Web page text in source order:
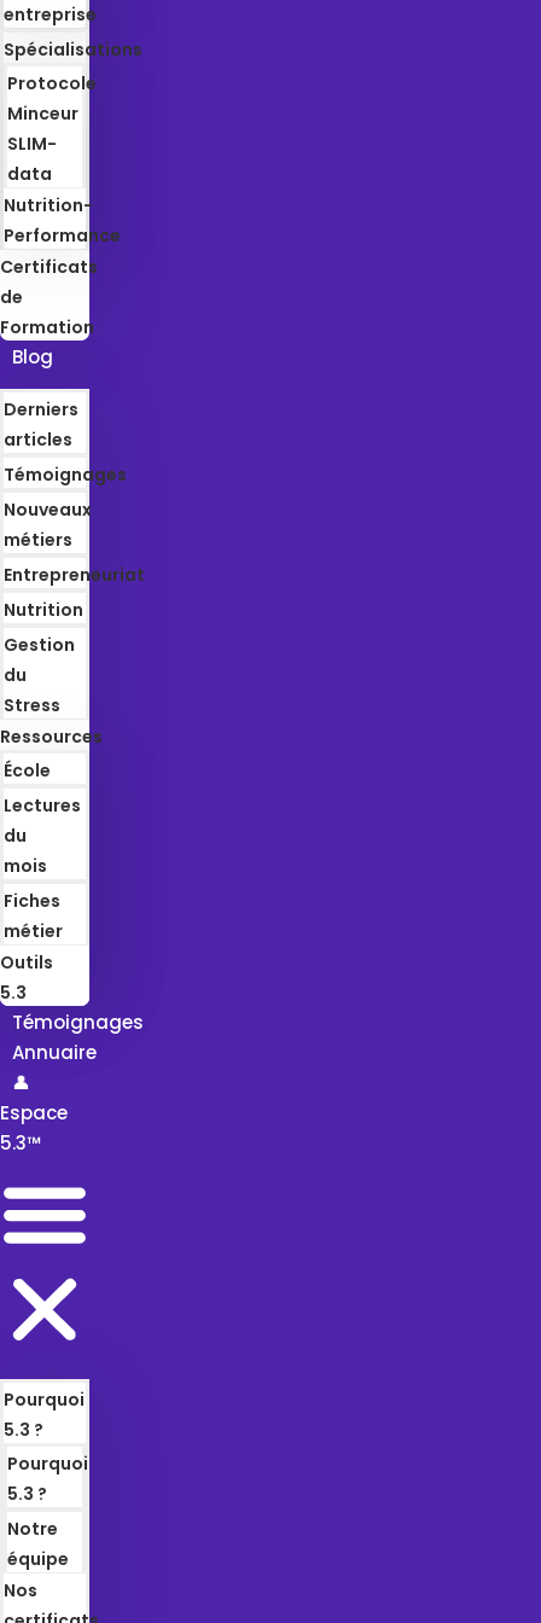
entreprise
Spécialisations
Protocole
Minceur
SLIM-
data
Nutrition-
Performance
Certificats
de
Formation
Blog
Derniers
articles
Témoignages
Nouveaux
métiers
Entrepreneuriat
Nutrition
Gestion
du
Stress
Ressources
École
Lectures
du
mois
Fiches
métier
Outils
5.3
Témoignages
Annuaire
👤
Espace
5.3™
Pourquoi
5.3 ?
Pourquoi
5.3 ?
Notre
équipe
Nos